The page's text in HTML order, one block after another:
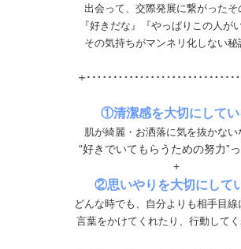
出会って、交際発展に繋がったそ
『好きだな』『やっぱりこの人が
その気持ちがマンネリ化しない秘
①清潔感を大切にしてい
肌が綺麗・お洒落に気を抜かない
“好きでいてもらうための努力”
+
②思いやりを大切にして
どんな時でも、自分よりも相手目線
言葉をかけてくれたり、行動して